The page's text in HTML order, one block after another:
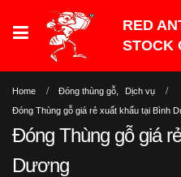
Home Đóng thùng gỗ
Dịch vụ
Đóng Thùng gỗ giá rẻ xuất khẩu tại Bình
Đóng Thùng gỗ giá
Dương